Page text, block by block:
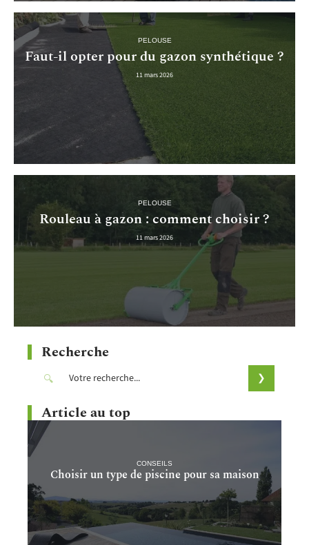
PELOUSE
Faut-il opter pour du gazon synthétique ?
11 mars 2026
PELOUSE
Rouleau à gazon : comment choisir ?
11 mars 2026
Recherche
Article au top
CONSEILS
Choisir un type de piscine pour sa maison